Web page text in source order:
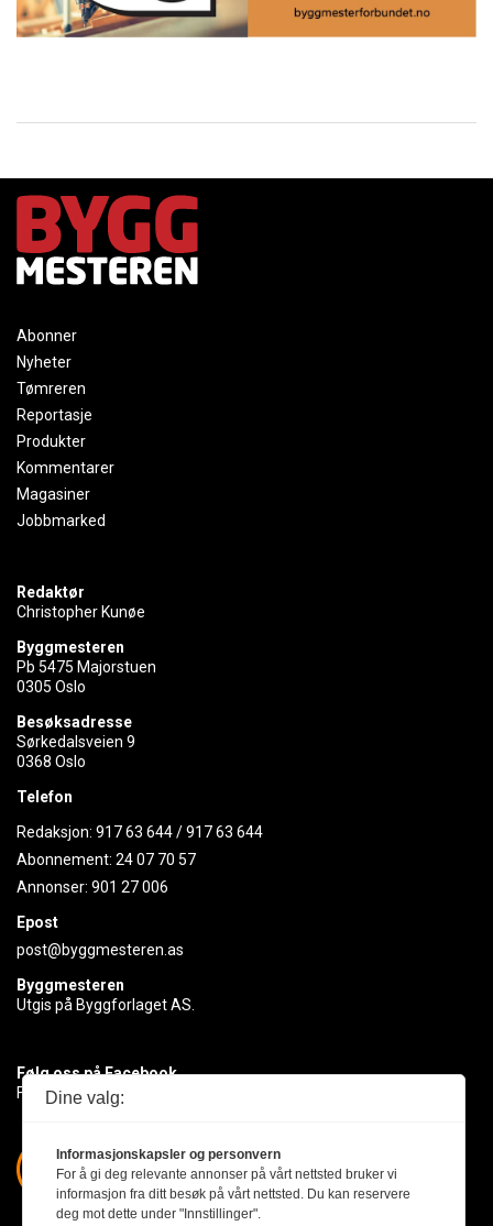
Abonner
Nyheter
Tømreren
Reportasje
Produkter
Kommentarer
Magasiner
Jobbmarked
Redaktør
Christopher Kunøe
Byggmesteren
Pb 5475 Majorstuen
0305 Oslo
Besøksadresse
Sørkedalsveien 9
0368 Oslo
Telefon
Redaksjon: 917 63 644/917 63 644
Abonnement: 24 07 70 57
Annonser: 901 27 006
Epost
post@byggmesteren.as
Byggmesteren
Utgis på Byggforlaget AS.
Følg oss på Facebook
Få med deg det siste innen byggebransjen
Dine valg:
Informasjonskapsler og personvern
For å gi deg relevante annonser på vårt nettsted bruker vi
informasjon fra ditt besøk på vårt nettsted. Du kan reservere
deg mot dette under "Innstillinger".